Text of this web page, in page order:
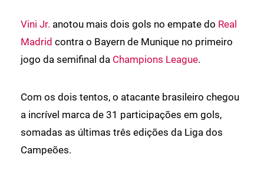
Vini Jr. anotou mais dois gols no empate do Real
Madrid contra o Bayern de Munique no primeiro
jogo da semifinal da Champions League.
Com os dois tentos, o atacante brasileiro chegou
a incrível marca de 31 participações em gols,
somadas as últimas três edições da Liga dos
Campeões.